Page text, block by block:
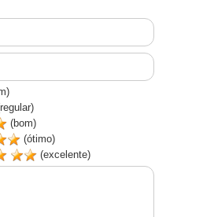
(bom)
(ótimo)
(excelente)